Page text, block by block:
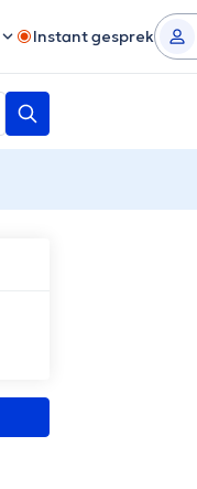
Instant gesprek